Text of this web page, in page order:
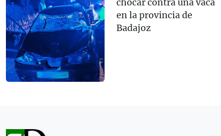
chocar contra una vaca
en la provincia de
Badajoz